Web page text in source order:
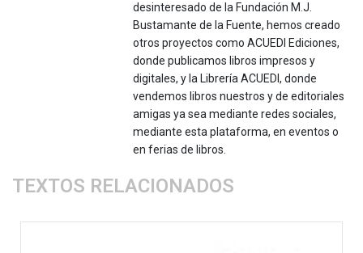
desinteresado de la Fundación M.J.
Bustamante de la Fuente, hemos creado
otros proyectos como ACUEDI Ediciones,
donde publicamos libros impresos y
digitales, y la Librería ACUEDI, donde
vendemos libros nuestros y de editoriales
amigas ya sea mediante redes sociales,
mediante esta plataforma, en eventos o
en ferias de libros.
TEXTOS RELACIONADOS